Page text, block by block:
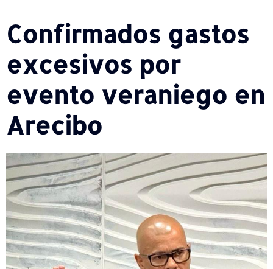
Confirmados gastos
excesivos por
evento veraniego en
Arecibo